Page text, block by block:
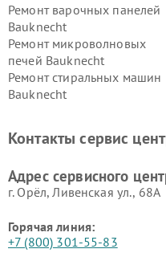
Ремонт варочных панелей
Bauknecht
Ремонт микроволновых
печей Bauknecht
Ремонт стиральных машин
Bauknecht
Контакты сервис
Адрес сервисного
г. Орёл, Ливенская ул., 68А
Горячая линия:
+7 (800) 301-55-83